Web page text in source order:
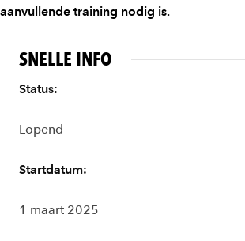
aanvullende training nodig is.
SNELLE INFO
Status:
Lopend
Startdatum:
1 maart 2025